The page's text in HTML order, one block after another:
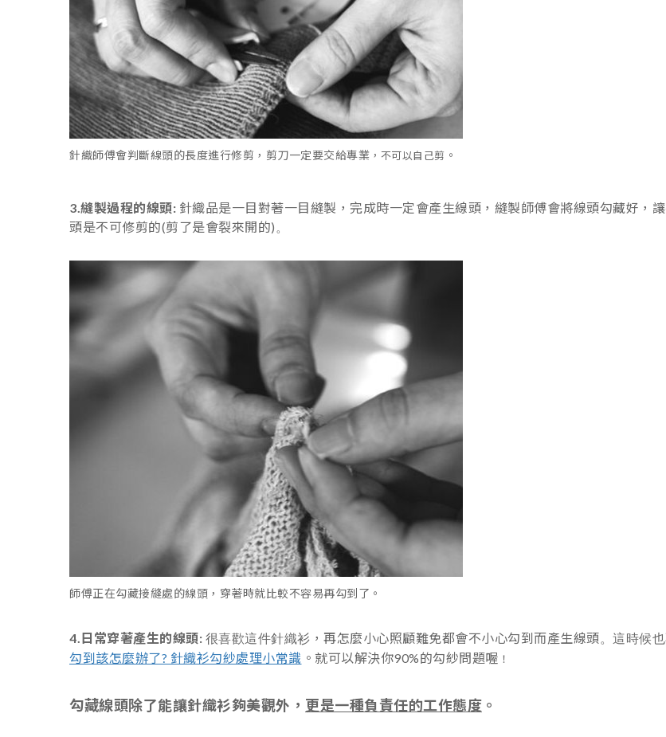
針織師傅會判斷線頭的長度進行修剪 ，剪刀一定要交給專業 ，不可以自己剪 。
3.縫製過程的線頭: 針織品是一目對著一目縫製，完成時一定會產生線頭，縫製師傅會將線頭勾藏好，
頭是不可修剪的(剪了是會裂來開的) 。
師傅正在勾藏接縫處的線頭 ，穿著時就比較不容易再勾到了 。
4.日常穿著產生的線頭: 很喜歡這件針織衫 ，再怎麼小心照顧難免都會不小心勾到而產生線頭。這時候
勾到該怎麼辦了? 針織衫勾紗處理小常識 。就可以解決你90%的勾紗問題喔 ！
勾藏線頭除了能讓針織衫夠美觀外 ， 更是一種負責任的工作態度 。